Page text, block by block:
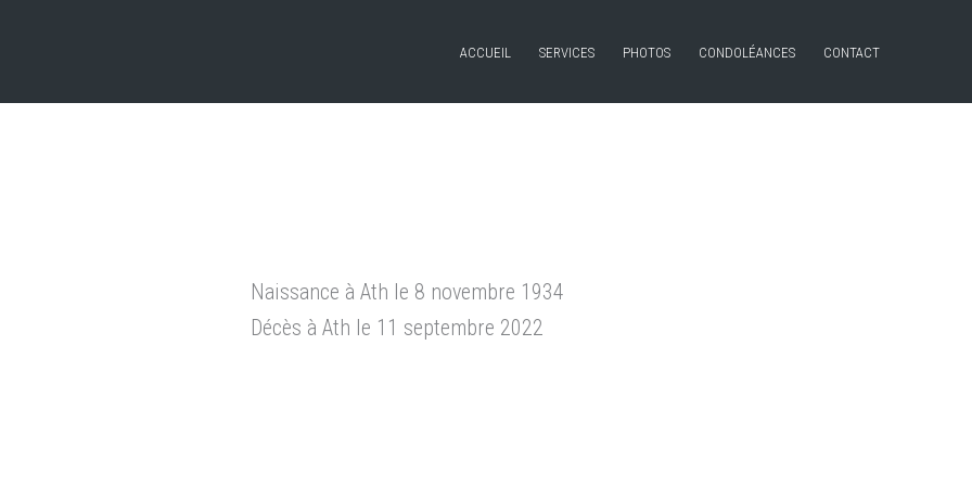
ACCUEIL SERVICES PHOTOS CONDOLÉANCES CONTACT
Naissance à Ath le 8 novembre 1934
Décès à Ath le 11 septembre 2022